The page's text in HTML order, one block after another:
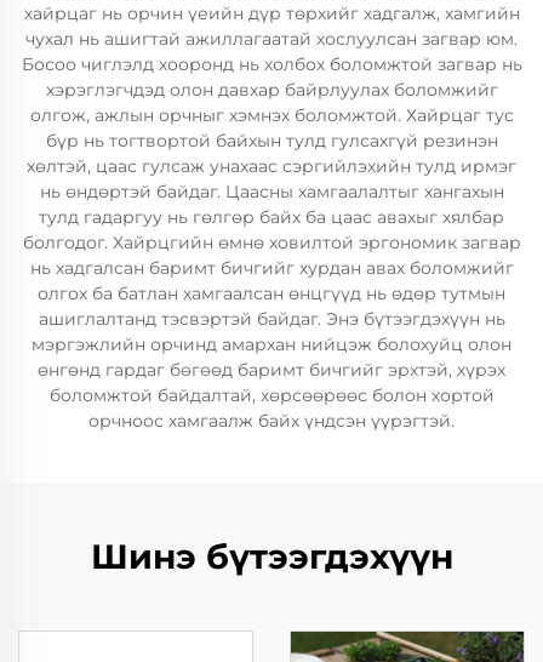
хайрцаг нь орчин үеийн дүр төрхийг хадгалж, хамгийн
чухал нь ашигтай ажиллагаатай хослуулсан загвар юм.
Босоо чиглэлд хооронд нь холбох боломжтой загвар нь
хэрэглэгчдэд олон давхар байрлуулах боломжийг
олгож, ажлын орчныг хэмнэх боломжтой. Хайрцаг тус
бүр нь тогтвортой байхын тулд гулсахгүй резинэн
хөлтэй, цаас гулсаж унахаас сэргийлэхийн тулд ирмэг
нь өндөртэй байдаг. Цаасны хамгаалалтыг хангахын
тулд гадаргуу нь гөлгөр байх ба цаас авахыг хялбар
болгодог. Хайрцгийн өмнө ховилтой эргономик загвар
нь хадгалсан баримт бичгийг хурдан авах боломжийг
олгох ба батлан хамгаалсан өнцгүүд нь өдөр тутмын
ашиглалтанд тэсвэртэй байдаг. Энэ бүтээгдэхүүн нь
мэргэжлийн орчинд амархан нийцэж болохуйц олон
өнгөнд гардаг бөгөөд баримт бичгийг эрхтэй, хүрэх
боломжтой байдалтай, хөрсөөрөөс болон хортой
орчноос хамгаалж байх үндсэн үүрэгтэй.
Шинэ бүтээгдэхүүн